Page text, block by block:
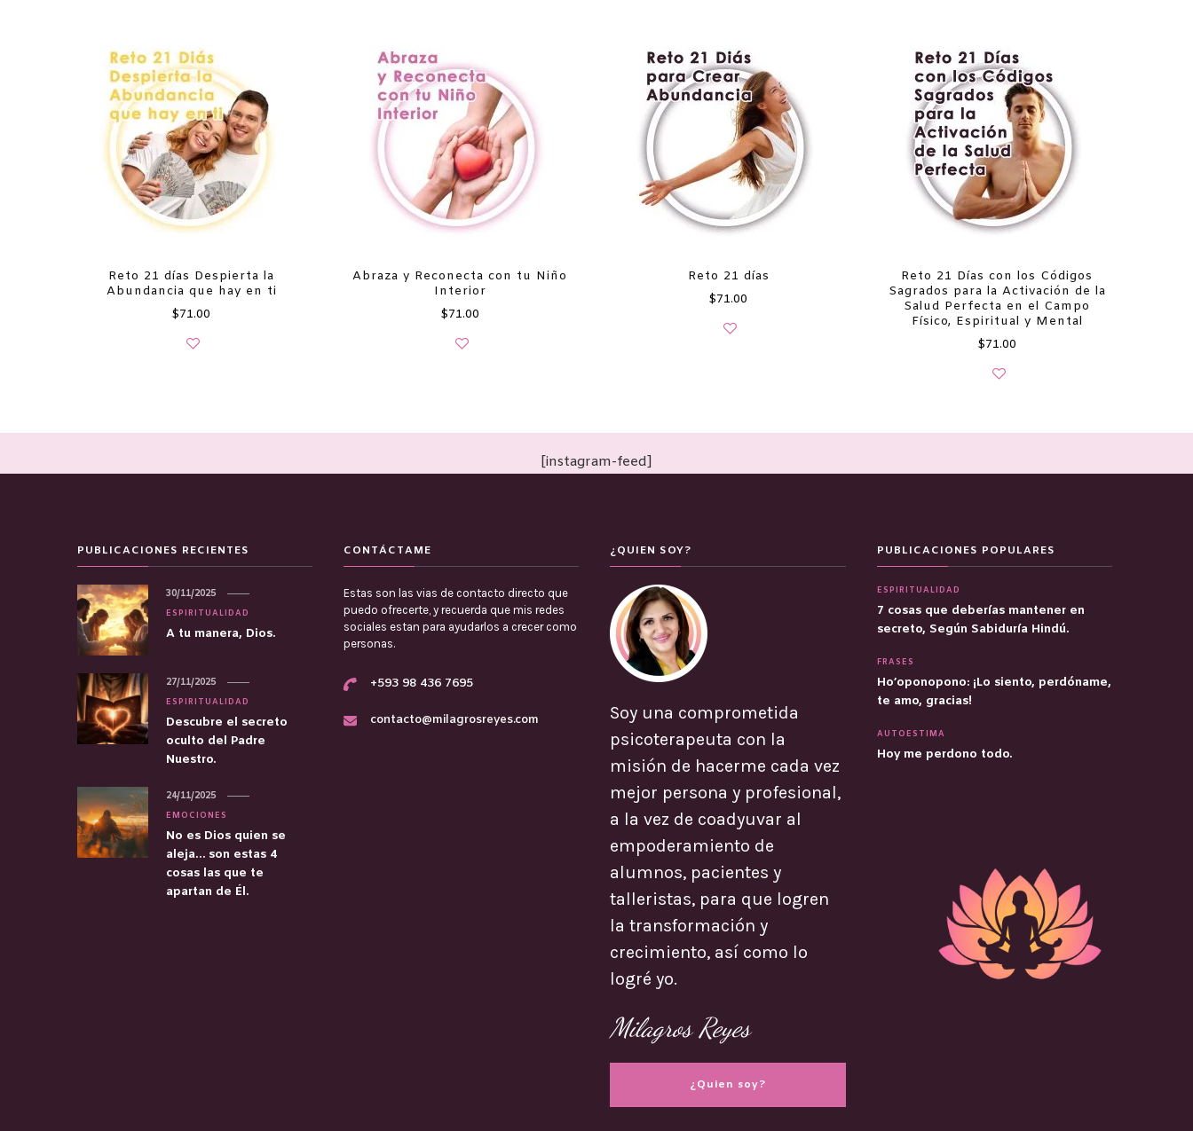
Reto 21 días Despierta la
Abundancia que hay en ti
$71.00
Abraza y Reconecta con tu Niño
Interior
$71.00
Reto 21 días
$71.00
Reto 21 Días con los Códigos
Sagrados para la Activación de la
Salud Perfecta en el Campo
Físico, Espiritual y Mental
$71.00
[instagram-feed]
PUBLICACIONES RECIENTES
ESPIRITUALIDAD
A tu manera, Dios.
30/11/2025
ESPIRITUALIDAD
Descubre el secreto
oculto del Padre
Nuestro.
27/11/2025
EMOCIONES
No es Dios quien se
aleja… son estas 4
cosas las que te
apartan de Él.
24/11/2025
CONTÁCTAME
Estas son las vias de contacto directo que
puedo ofrecerte, y recuerda que mis redes
sociales estan para ayudarlos a crecer como
personas.
+593 98 436 7695
contacto@milagrosreyes.com
¿QUIEN SOY?
Soy una comprometida
psicoterapeuta con la
misión de hacerme cada vez
mejor persona y profesional,
a la vez de coadyuvar al
empoderamiento de
alumnos, pacientes y
talleristas, para que logren
la transformación y
crecimiento, así como lo
logré yo.
Milagros Reyes
¿Quien soy?
PUBLICACIONES POPULARES
ESPIRITUALIDAD
7 cosas que deberías mantener en
secreto, Según Sabiduría Hindú.
FRASES
Ho’oponopono: ¡Lo siento, perdóname,
te amo, gracias!
AUTOESTIMA
Hoy me perdono todo.